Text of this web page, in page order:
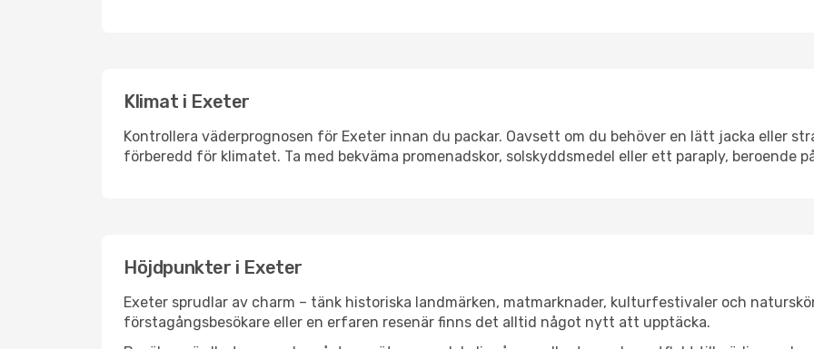
Klimat i Exeter
Kontrollera väderprognosen för Exeter innan du packar. Oavsett om du behöver en lätt jacka eller
förberedd för klimatet. Ta med bekväma promenadskor, solskyddsmedel eller ett paraply, beroende
Höjdpunkter i Exeter
Exeter sprudlar av charm – tänk historiska landmärken, matmarknader, kulturfestivaler och
förstagångsbesökare eller en erfaren resenär finns det alltid något nytt att upptäcka.